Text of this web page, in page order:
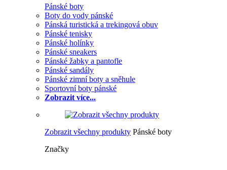
Pánské boty
Boty do vody pánské
Pánská turistická a trekingová obuv
Pánské tenisky
Pánské holínky
Pánské sneakers
Pánské žabky a pantofle
Pánské sandály
Pánské zimní boty a sněhule
Sportovní boty pánské
Zobrazit více...
Zobrazit všechny produkty Pánské boty
Značky